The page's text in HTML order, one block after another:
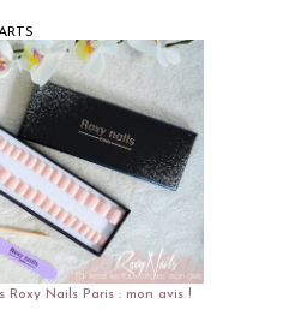
Roxy Nails Paris : mon avis !